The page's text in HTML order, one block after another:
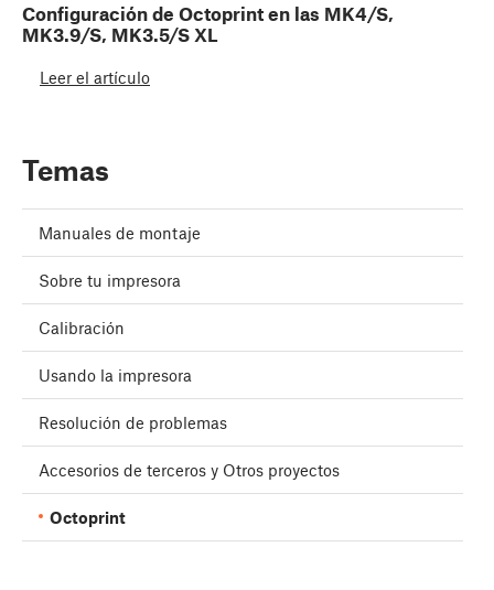
Configuración de Octoprint en las MK4/S,
MK3.9/S, MK3.5/S XL
Leer el artículo
Temas
Manuales de montaje
Sobre tu impresora
Calibración
Usando la impresora
Resolución de problemas
Accesorios de terceros y Otros proyectos
Octoprint